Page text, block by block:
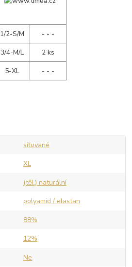
1/2-S/M
- - -
3/4-M/L
2 ks
5-XL
- - -
síťované
XL
(těl.) naturální
polyamid / elastan
88%
12%
Ne